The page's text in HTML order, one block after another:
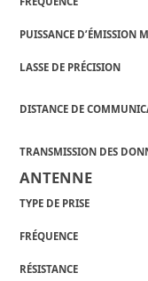
PUISSANCE D’ÉMISSION
LASSE DE PRÉCISION
DISTANCE DE
TRANSMISSION DES
ANTENNE
TYPE DE PRISE
FRÉQUENCE
RÉSISTANCE